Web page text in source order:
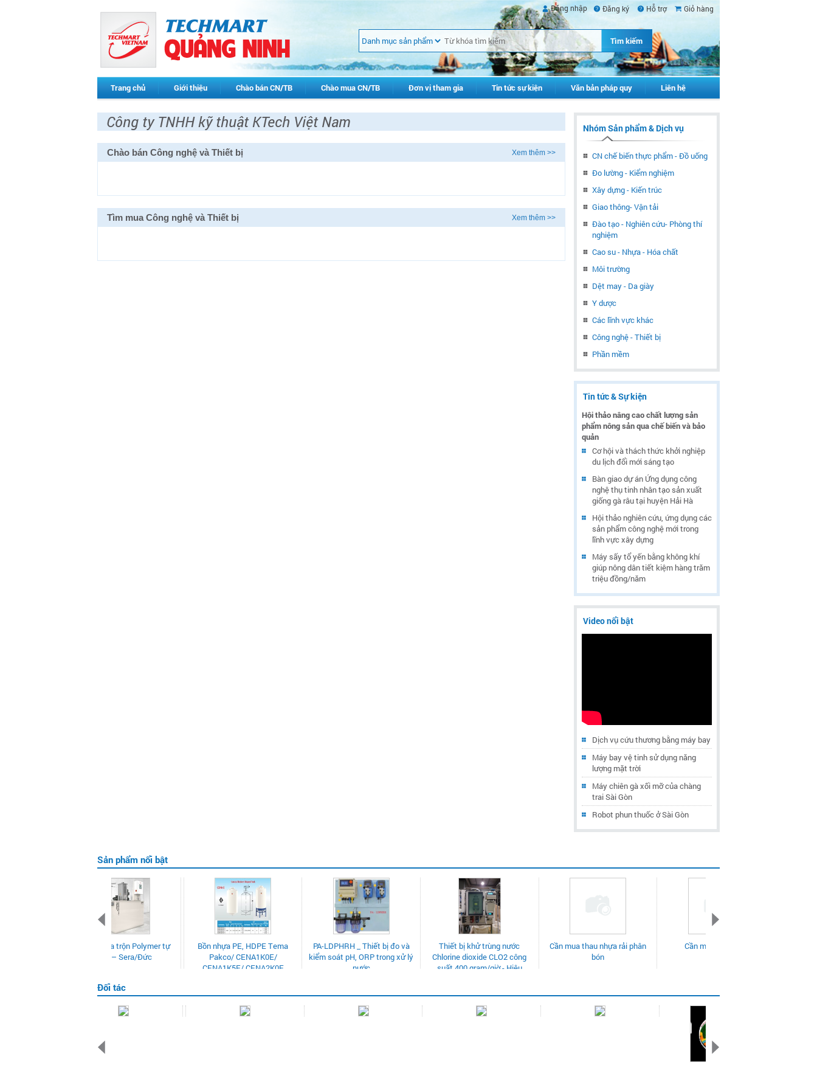
Đăng ký
Đăng nhập Hỗ trợ Giỏ hàng
Trang chủ Giới thiệu Chào bán CN/TB Chào mua CN/TB Đơn vị tham gia Tin tức sự kiện Văn bản pháp quy Liên hệ
Công ty TNHH kỹ thuật KTech Việt Nam
Chào bán Công nghệ và Thiết bị Xem thêm >>
Tìm mua Công nghệ và Thiết bị Xem thêm >>
Nhóm Sản phẩm & Dịch vụ
CN chế biến thực phẩm - Đồ uống
Đo lường - Kiểm nghiệm
Xây dựng - Kiến trúc
Giao thông- Vận tải
Đào tạo - Nghiên cứu- Phòng thí
nghiệm
Cao su - Nhựa - Hóa chất
Môi trường
Dệt may - Da giày
Y dược
Các lĩnh vực khác
Công nghệ - Thiết bị
Phần mềm
Tin tức & Sự kiện
Hội thảo nâng cao chất lượng sản
phẩm nông sản qua chế biến và bảo
quản
Cơ hội và thách thức khởi nghiệp
du lịch đổi mới sáng tạo
Bàn giao dự án Ứng dụng công
nghệ thụ tinh nhân tạo sản xuất
giống gà râu tại huyện Hải Hà
Hội thảo nghiên cứu, ứng dụng các
sản phẩm công nghệ mới trong
lĩnh vực xây dựng
Máy sấy tổ yến bằng không khí
giúp nông dân tiết kiệm hàng trăm
triệu đồng/năm
Video nổi bật
Dịch vụ cứu thương bằng máy bay
Máy bay vệ tinh sử dụng năng
lượng mặt trời
Máy chiên gà xối mỡ của chàng
trai Sài Gòn
Robot phun thuốc ở Sài Gòn
Sản phẩm nổi bật
Bồn nhựa PE, HDPE Tema
Pakco/ CENA1K0E/
CENA1K5E/ CENA2K0E
PA-LDPHRH _ Thiết bị đo và
kiểm soát pH, ORP trong xử lý
nước
Thiết bị khử trùng nước
Chlorine dioxide CLO2 công
suất 400 gram/giờ - Hiệu
Cần mua thau nhựa rải phân
bón
Cần mua béc phun
Đối tác